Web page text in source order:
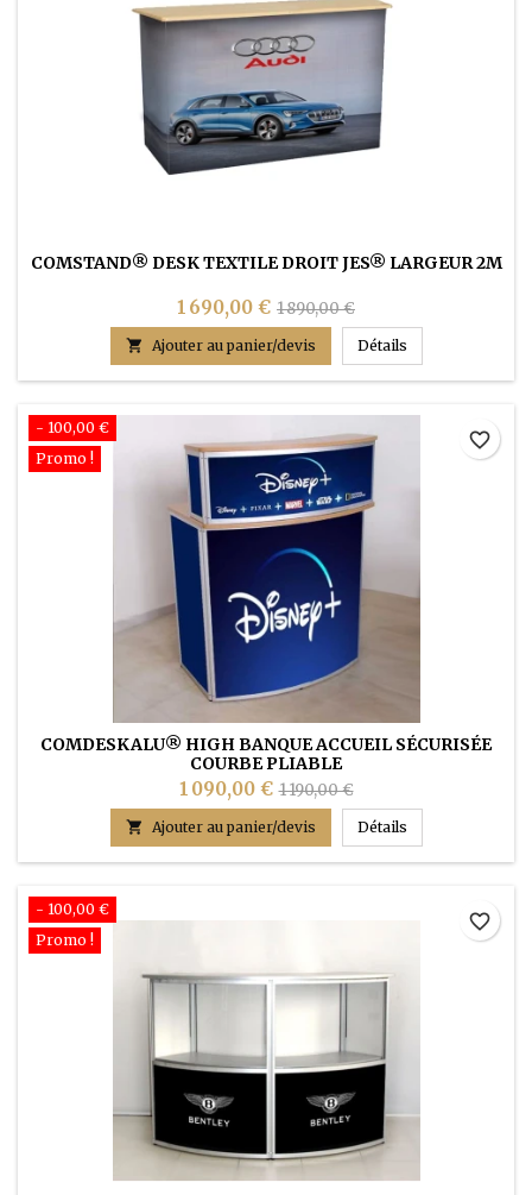
COMSTAND® DESK TEXTILE DROIT JES® LARGEUR 2M
1 690,00 € 1 890,00 €
 Ajouter au panier/devis DétailsCOMSTAND®
- 100,00 €
Promo !
COMDESKALU® HIGH BANQUE ACCUEIL SÉCURISÉE
COURBE PLIABLE
1 090,00 € 1 190,00 €
 Ajouter au panier/devis DétailsCOMDESKALU®
favorite_border
- 100,00 €
Promo !
favorite_border